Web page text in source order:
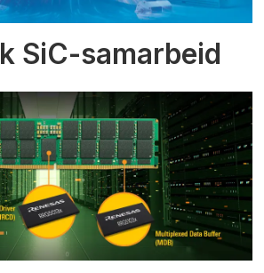
SiC-samarbeid